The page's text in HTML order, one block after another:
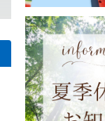
橋区熊野町のITサー
ト オーデリック
【工具・ハンドツ